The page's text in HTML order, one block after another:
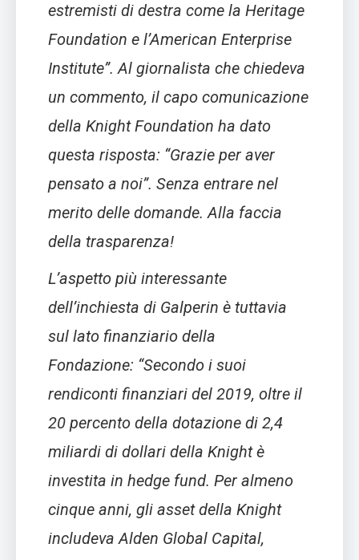
estremisti di destra come la Heritage
Foundation e l’American Enterprise
Institute”.Al giornalista che chiedeva
un commento, il capo comunicazione
della Knight Foundation ha dato
questa risposta: “Grazie per aver
pensato a noi”. Senza entrare nel
merito delle domande. Alla faccia
della trasparenza!
L’aspetto più interessante
dell’inchiesta di Galperin è tuttavia
sul lato finanziario della
Fondazione: “Secondo i suoi
rendiconti finanziari del 2019, oltre il
20 percento della dotazione di 2,4
miliardi di dollari della Knight è
investita in hedge fund. Per almeno
cinque anni, gli asset della Knight
includeva Alden Global Capital,